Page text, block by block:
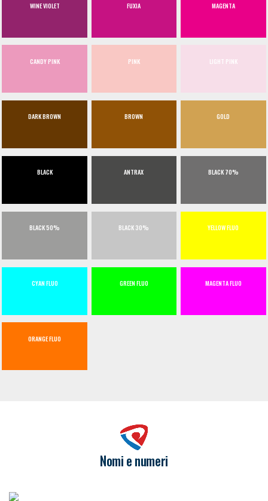
WINE VIOLET FUXIA MAGENTA
CANDY PINK PINK LIGHT PINK
DARK BROWN BROWN GOLD
BLACK ANTRAX BLACK 70%
BLACK 50% BLACK 30% YELLOW FLUO
CYAN FLUO GREEN FLUO MAGENTA FLUO
ORANGE FLUO
Nomi e numeri